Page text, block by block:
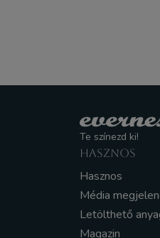
Te színezd ki!
HASZNOS
Hasznos
Média
Letölthető
Magazin